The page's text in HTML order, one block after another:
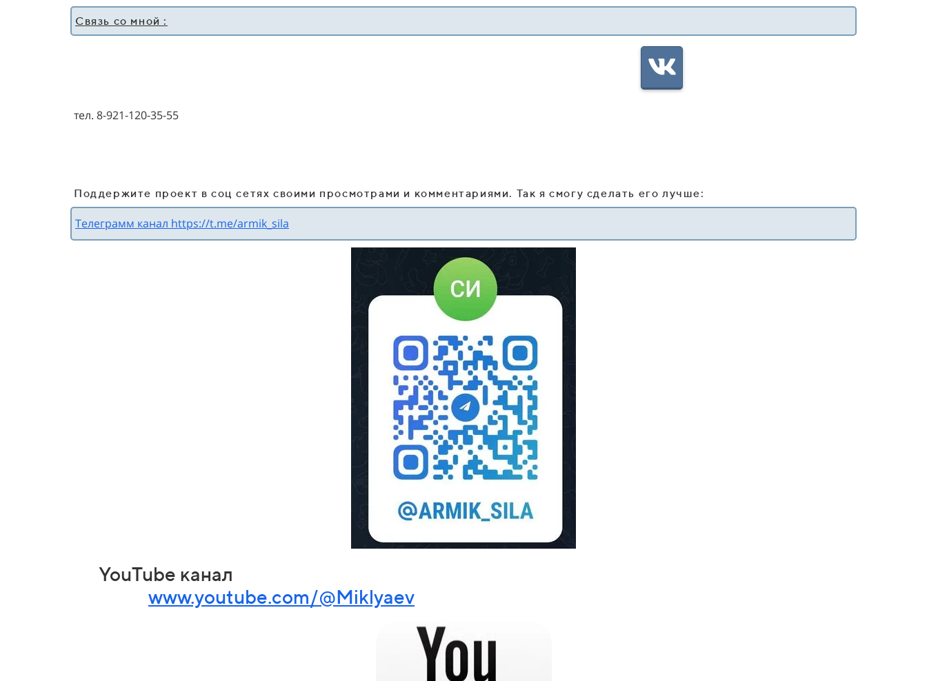
Связь со мной :
тел. 8-921-120-35-55
Поддержите проект в соц сетях своими просмотрами и комментариями. Так я смогу сделать его лучше:
Телеграмм канал https://t.me/armik_sila
YouTube канал
www.youtube.com/@Miklyaev